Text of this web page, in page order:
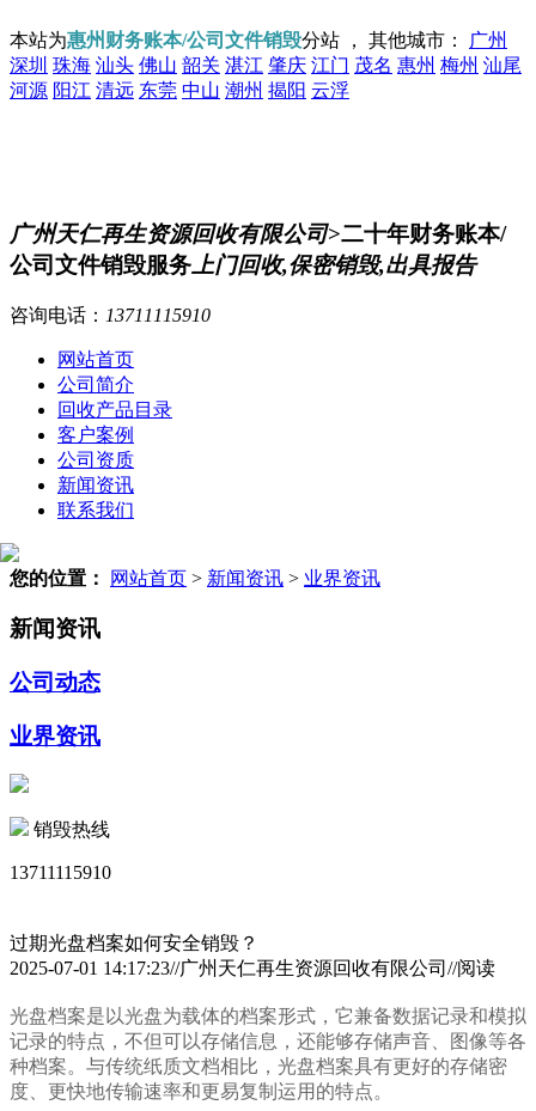
本站为惠州财务账本/公司文件销毁分站 ， 其他城市：
广州
深圳 珠海 汕头 佛山 韶关 湛江 肇庆 江门 茂名 惠州 梅州 汕尾
河源 阳江 清远 东莞 中山 潮州 揭阳 云浮
广州天仁再生资源回收有限公司>二十年财务账本/
公司文件销毁服务 上门回收,保密销毁,出具报告
咨询电话： 13711115910
网站首页
公司简介
回收产品目录
客户案例
公司资质
新闻资讯
联系我们
您的位置： 网站首页 > 新闻资讯 > 业界资讯
新闻资讯
公司动态
业界资讯
销毁热线
13711115910
过期光盘档案如何安全销毁？
2025-07-01 14:17:23//广州天仁再生资源回收有限公司//阅读
光盘档案是以光盘为载体的档案形式，它兼备数据记录和模拟
记录的特点，不但可以存储信息，还能够存储声音、图像等各
种档案。与传统纸质文档相比，光盘档案具有更好的存储密
度、更快地传输速率和更易复制运用的特点。